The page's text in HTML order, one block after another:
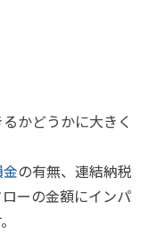
かどうかに大きく
の有無、連結納税
ーの金額にインパ